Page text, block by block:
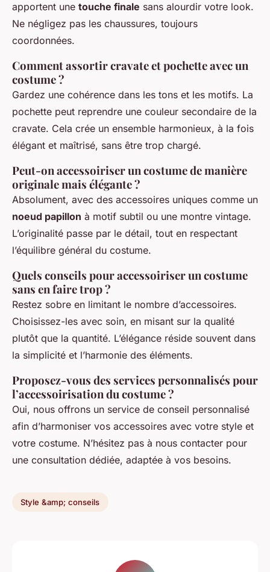
apportent une touche finale sans alourdir votre look.
Ne négligez pas les chaussures, toujours
coordonnées.
Comment assortir cravate et pochette avec un
costume ?
Gardez une cohérence dans les tons et les motifs. La
pochette peut reprendre une couleur secondaire de la
cravate. Cela crée un ensemble harmonieux, à la fois
élégant et maîtrisé, sans être trop chargé.
Peut-on accessoiriser un costume de manière
originale mais élégante ?
Absolument, avec des accessoires uniques comme un
noeud papillon à motif subtil ou une montre vintage.
L’originalité passe par le détail, tout en respectant
l’équilibre général du costume.
Quels conseils pour accessoiriser un costume
sans en faire trop ?
Restez sobre en limitant le nombre d’accessoires.
Choisissez-les avec soin, en misant sur la qualité
plutôt que la quantité. L’élégance réside souvent dans
la simplicité et l’harmonie des éléments.
Proposez-vous des services personnalisés pour
l’accessoirisation du costume ?
Oui, nous offrons un service de conseil personnalisé
afin d’harmoniser vos accessoires avec votre style et
votre costume. N’hésitez pas à nous contacter pour
une consultation dédiée, adaptée à vos besoins.
Style &amp; conseils